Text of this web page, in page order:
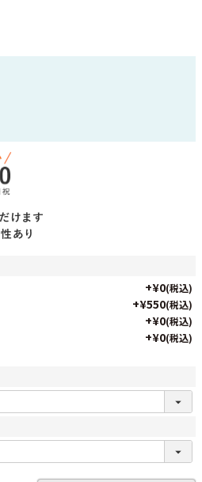
+¥0 税込
+¥550 税込
+¥0 税込
+¥0 税込